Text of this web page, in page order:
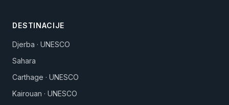
DESTINACIJE
Djerba · UNESCO
Sahara
Carthage · UNESCO
Kairouan · UNESCO